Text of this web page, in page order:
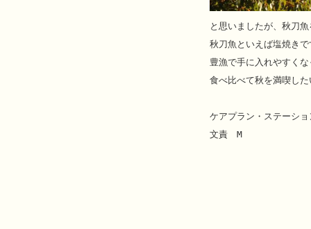
と思いましたが、秋刀
秋刀魚といえば塩焼き
豊漁で手に入れやすく
食べ比べて秋を満喫し
ケアプラン・ステーショ
文責　M